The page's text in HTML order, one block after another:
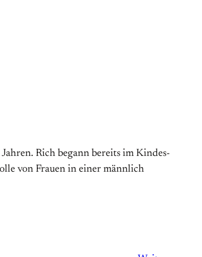
Rich begann bereits im Kindes­
von Frauen in einer männlich